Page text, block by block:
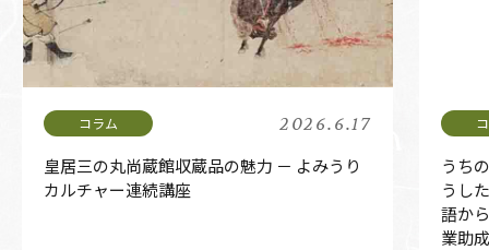
2026.6.17
皇居三の丸尚蔵館収蔵品の魅力 － よみうり
カルチャー連続講座
うち
うし
語か
業助